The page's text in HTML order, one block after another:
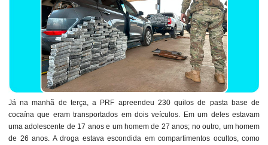
Já na manhã de terça, a PRF apreendeu 230 quilos de pasta base de
cocaína que eram transportados em dois veículos. Em um deles estavam
uma adolescente de 17 anos e um homem de 27 anos; no outro, um homem
de 26 anos. A droga estava escondida em compartimentos ocultos, como